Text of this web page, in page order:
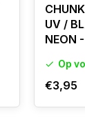
UV /
NEON
Op
€3,95